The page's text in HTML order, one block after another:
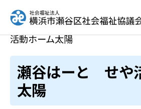
ホーム ボランティア募集
活動ホーム太陽
瀬谷はーと せや
太陽